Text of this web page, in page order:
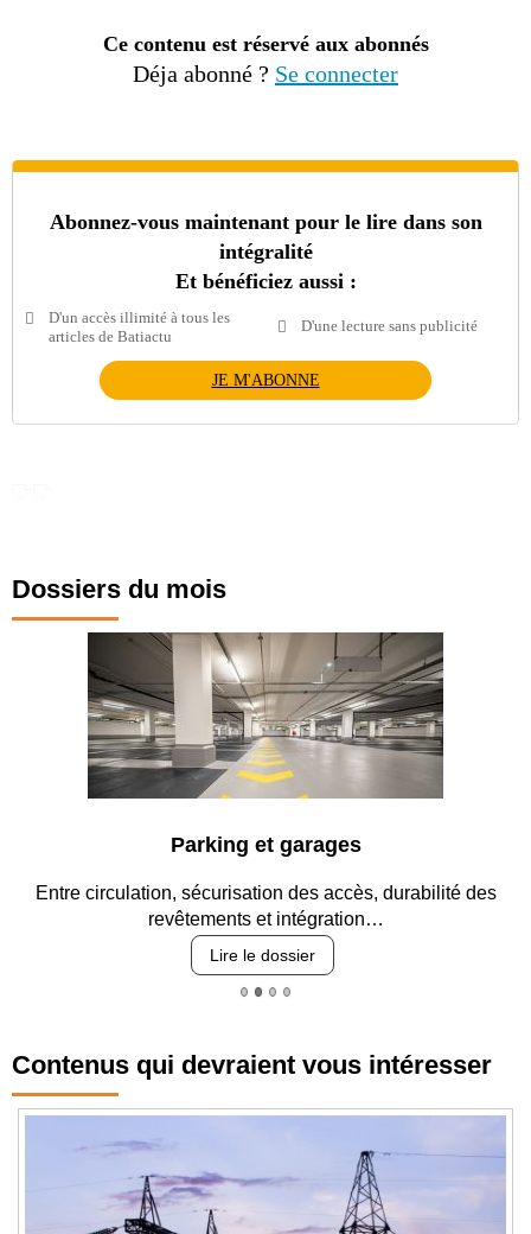
Ce contenu est réservé aux abonnés
Déja abonné ? Se connecter
Abonnez-vous maintenant pour le lire dans son
intégralité
Et bénéficiez aussi :
D'un accès illimité à tous les
articles de Batiactu
D'une lecture sans publicité
JE M'ABONNE
Dossiers du mois
Parking et garages
Entre circulation, sécurisation des accès, durabilité des
revêtements et intégration…
Lire le dossier
Contenus qui devraient vous intéresser